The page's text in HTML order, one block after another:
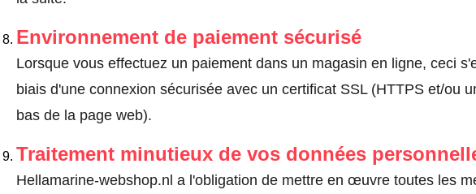
Environnement de paiement sécurisé
Lorsque vous effectuez un paiement dans un magasin en ligne, ceci
biais d'une connexion sécurisée avec un certificat SSL (HTTPS et/ou
bas de la page web).
Traitement minutieux de vos données
Hellamarine-webshop.nl a l'obligation de mettre en œuvre toutes les